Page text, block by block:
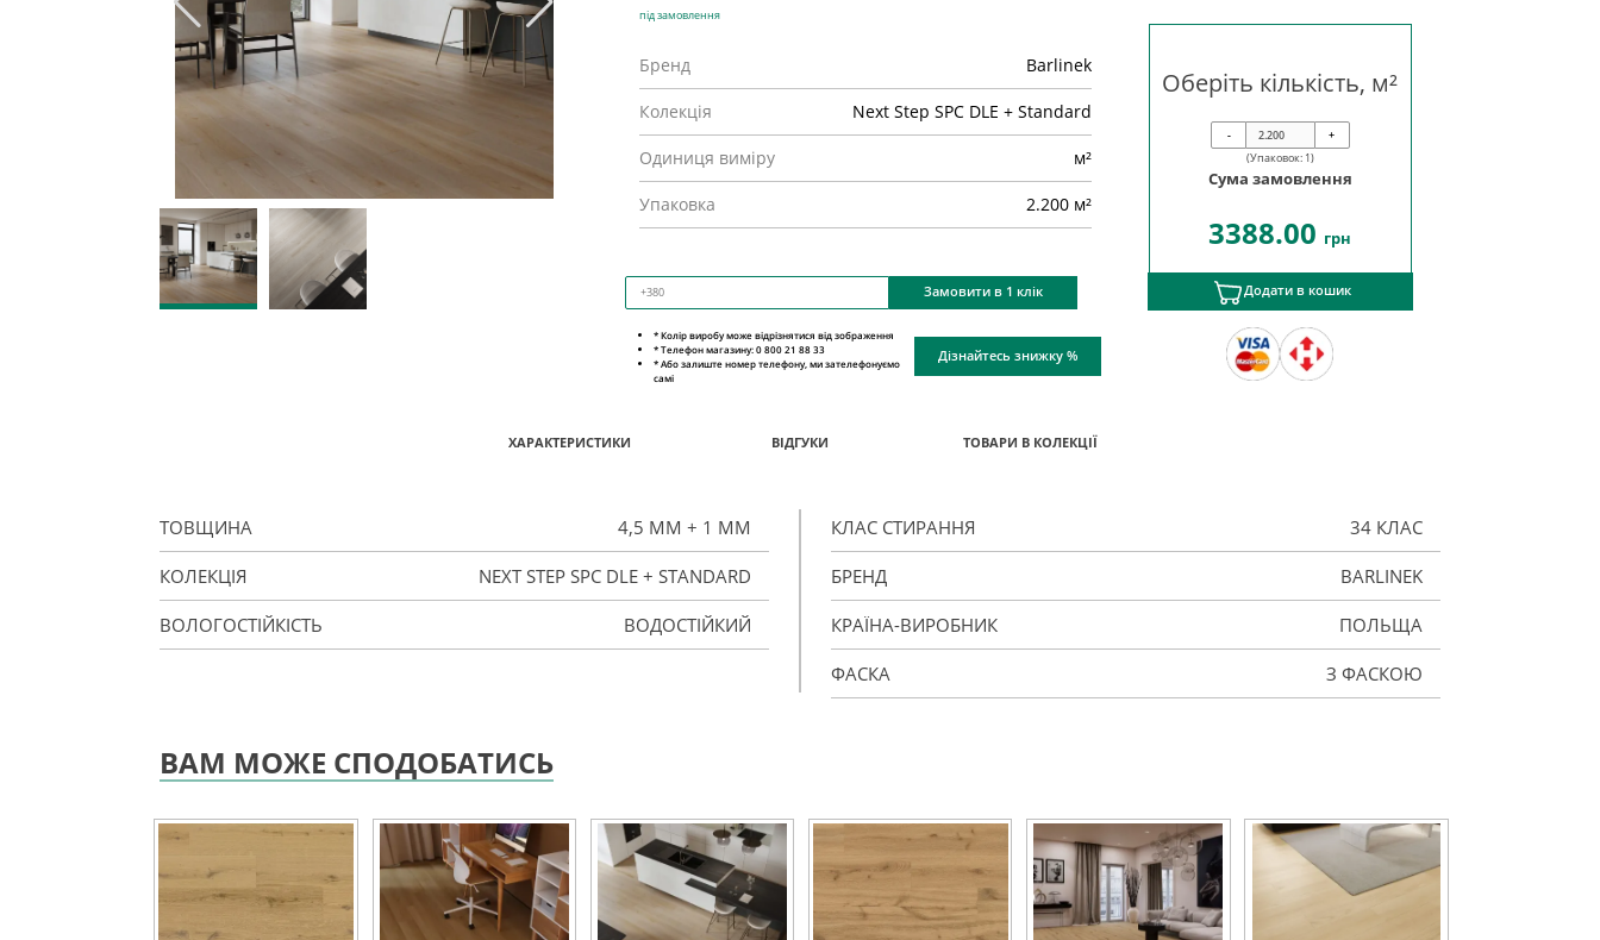
під замовлення
Бренд Barlinek
Колекція Next Step SPC DLE + Standard
Одиниця виміру м²
Упаковка 2.200 м²
Замовити в 1 клік
Оберіть кількість, м²
-
+
(Упаковок: 1)
Сума замовлення
3388.00 грн
Додати в кошик
* Колір виробу може відрізнятися від зображення
* Телефон магазину: 0 800 21 88 33
* Або залиште номер телефону, ми зателефонуємо
самі
Дізнайтесь знижку %
ХАРАКТЕРИСТИКИ ВІДГУКИ ТОВАРИ В КОЛЕКЦІЇ
ТОВЩИНА 4,5 ММ + 1 ММ
КОЛЕКЦІЯ NEXT STEP SPC DLE + STANDARD
ВОЛОГОСТІЙКІСТЬ ВОДОСТІЙКИЙ
КЛАС СТИРАННЯ 34 КЛАС
БРЕНД BARLINEK
КРАЇНА-ВИРОБНИК ПОЛЬЩА
ФАСКА З ФАСКОЮ
ВАМ МОЖЕ СПОДОБАТИСЬ